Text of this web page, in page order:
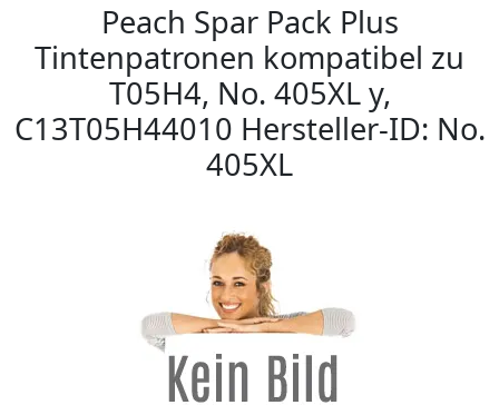
Peach Spar Pack Plus
Tintenpatronen kompatibel zu
T05H4, No. 405XL y,
C13T05H44010 Hersteller-ID: No.
405XL